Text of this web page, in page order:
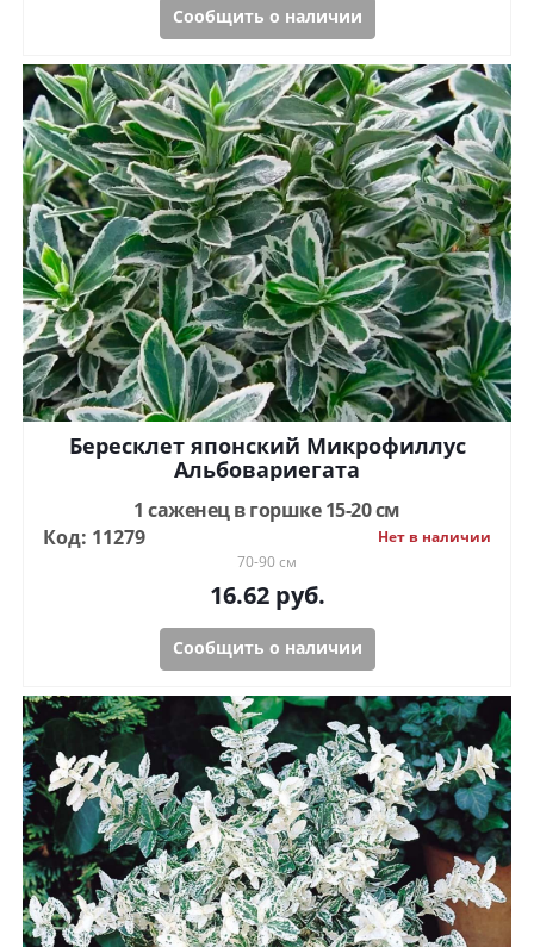
Сообщить о наличии
Бересклет японский Микрофиллус
Альбовариегата
1 саженец в горшке 15-20 см
Код: 11279
Нет в наличии
70-90 см
16.62руб.
Сообщить о наличии